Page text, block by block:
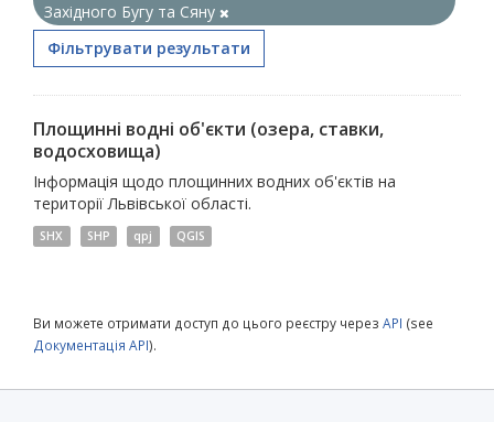
Західного Бугу та Сяну
Фільтрувати результати
Площинні водні об'єкти (озера, ставки,
водосховища)
Інформація щодо площинних водних об'єктів на
території Львівської області.
SHX SHP qpj QGIS
Ви можете отримати доступ до цього реєстру через API (see
Документація API).